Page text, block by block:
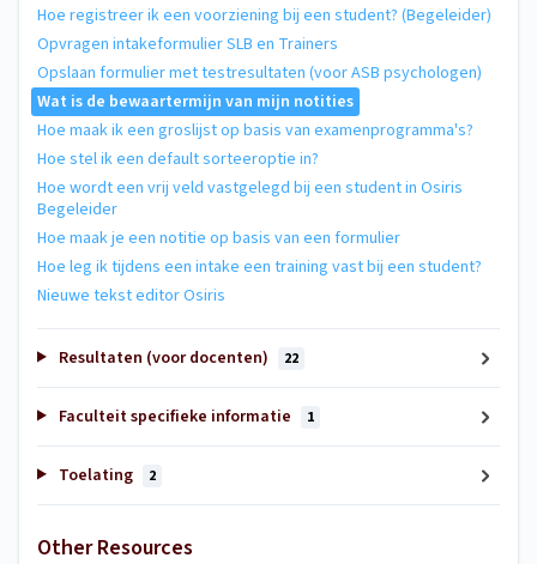
Hoe registreer ik een voorziening bij een student? (Begeleider)
Opvragen intakeformulier SLB en Trainers
Opslaan formulier met testresultaten (voor ASB psychologen)
Wat is de bewaartermijn van mijn notities
Hoe maak ik een groslijst op basis van examenprogramma's?
Hoe stel ik een default sorteeroptie in?
Hoe wordt een vrij veld vastgelegd bij een student in Osiris
Begeleider
Hoe maak je een notitie op basis van een formulier
Hoe leg ik tijdens een intake een training vast bij een student?
Nieuwe tekst editor Osiris
Resultaten (voor docenten) 22
Faculteit specifieke informatie 1
Toelating 2
Other Resources